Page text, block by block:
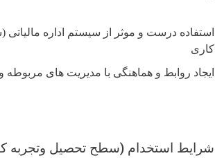
استفاده درست و موثر از سیستم اداره
کاری
ایجاد روابط و هماهنگی با مدیریت های
:شرایط استخدام (سطح تحصیل وتجربه